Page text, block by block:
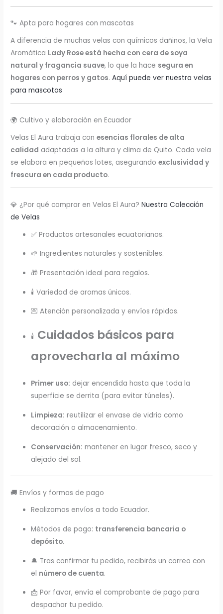
🐾 Apta para hogares con mascotas
A diferencia de muchas velas con químicos dañinos, la Vela
Aromática Lady Rose está hecha con cera de soya
natural y fragancia suave, lo que la hace segura en
hogares con perros y gatos.Aquí puede ver nuestra velas
para mascotas
🌍 Cultivo y elaboración en Ecuador
Velas El Aura trabaja conesencias florales de alta
calidad adaptadas a la altura y clima de Quito. Cada vela
se elabora en pequeños lotes, asegurandoexclusividad y
frescura en cada producto.
💎 ¿Por qué comprar en Velas El Aura?Nuestra Colección
de Velas
✅ Productos artesanales ecuatorianos.
🌱 Ingredientes naturales y sostenibles.
🎁 Presentación ideal para regalos.
🕯️ Variedad de aromas únicos.
💌 Atención personalizada y envíos rápidos.
🕯️ Cuidados básicos para
aprovecharla al máximo
Primer uso: dejar encendida hasta que toda la
superficie se derrita (para evitar túneles).
Limpieza: reutilizar el envase de vidrio como
decoración o almacenamiento.
Conservación: mantener en lugar fresco, seco y
alejado del sol.
🚚 Envíos y formas de pago
Realizamos envíos a todo Ecuador.
Métodos de pago: transferencia bancaria o
depósito.
🔔 Tras confirmar tu pedido, recibirás un correo con
el número de cuenta.
📩 Por favor, envía el comprobante de pago para
despachar tu pedido.